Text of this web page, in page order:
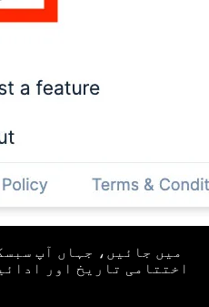
اختتامی تاریخ اور